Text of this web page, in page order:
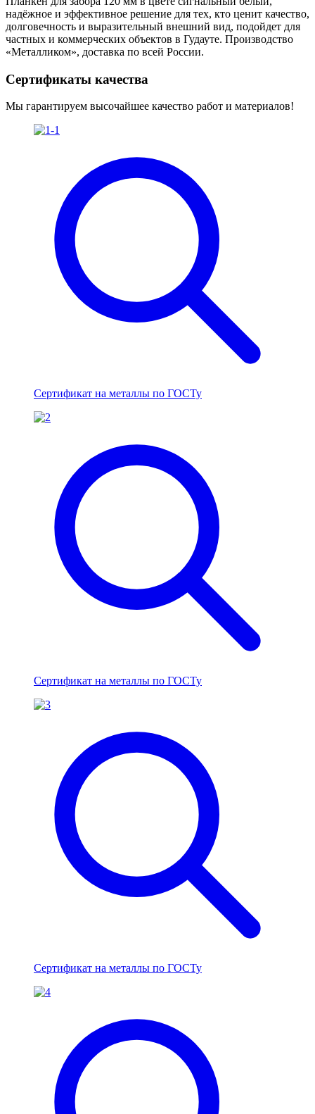
надёжное и эффективное решение для тех, кто ценит качество,
долговечность и выразительный внешний вид, подойдет для
частных и коммерческих объектов в Гудауте. Производство
«Металликом», доставка по всей России.
Сертификаты качества
Мы гарантируем высочайшее качество работ и материалов!
Сертификат на металлы по ГОСТу
Сертификат на металлы по ГОСТу
Сертификат на металлы по ГОСТу